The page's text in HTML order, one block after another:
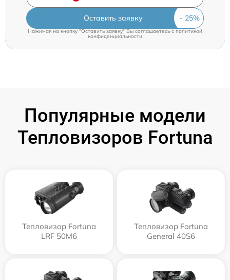
Оставить заявку
Нажимая на кнопку "Оставить заявку" Вы соглашаетесь cполитикой
конфиденциальности
Популярные модели
Тепловизоров Fortuna
Тепловизор Fortuna
LRF 50M6
Тепловизор Fortuna
General 40S6